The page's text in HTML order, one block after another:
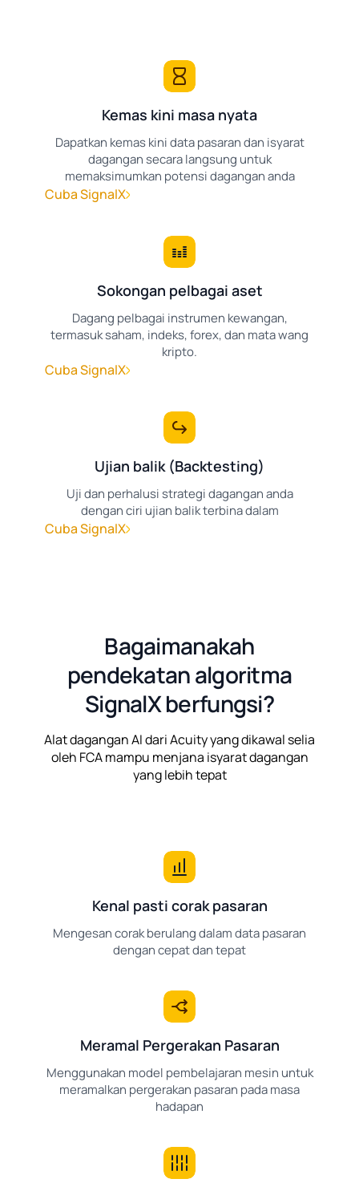
Kemas kini masa nyata
Dapatkan kemas kini data pasaran dan isyarat
dagangan secara langsung untuk
memaksimumkan potensi dagangan anda
Cuba SignalX
Sokongan pelbagai aset
Dagang pelbagai instrumen kewangan,
termasuk saham, indeks, forex, dan mata wang
kripto.
Cuba SignalX
Ujian balik (Backtesting)
Uji dan perhalusi strategi dagangan anda
dengan ciri ujian balik terbina dalam
Cuba SignalX
Bagaimanakah
pendekatan algoritma
SignalX berfungsi?
Alat dagangan AI dari Acuity yang dikawal selia
oleh FCA mampu menjana isyarat dagangan
yang lebih tepat
Kenal pasti corak pasaran
Mengesan corak berulang dalam data pasaran
dengan cepat dan tepat
Meramal Pergerakan Pasaran
Menggunakan model pembelajaran mesin untuk
meramalkan pergerakan pasaran pada masa
hadapan